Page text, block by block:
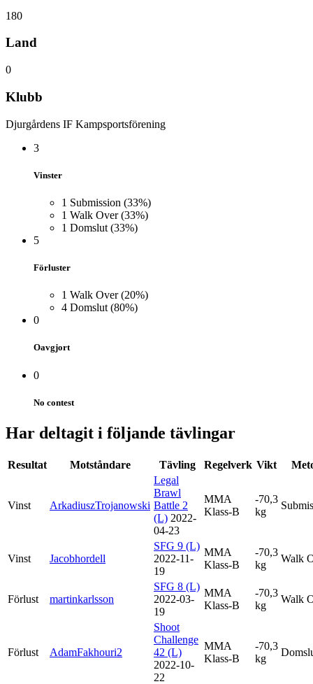
180
Land
0
Klubb
Djurgårdens IF Kampsportsförening
3
Vinster
1 Submission (33%)
1 Walk Over (33%)
1 Domslut (33%)
5
Förluster
1 Walk Over (20%)
4 Domslut (80%)
0
Oavgjort
0
No contest
Har deltagit i följande tävlingar
Resultat Motståndare Tävling Regelverk Vikt
Vinst ArkadiuszTrojanowski
Legal
Brawl
Battle 2
(L) 2022-
04-23
MMA
Klass-B
-70,3
kg
Vinst Jacobhordell
SFG 9 (L)
2022-11-
19
MMA
Klass-B
-70,3
kg
Walk
Förlust martinkarlsson
SFG 8 (L)
2022-03-
19
MMA
Klass-B
-70,3
kg
Walk
Förlust AdamFakhouri2
Shoot
Challenge
42 (L)
2022-10-
22
MMA
Klass-B
-70,3
kg